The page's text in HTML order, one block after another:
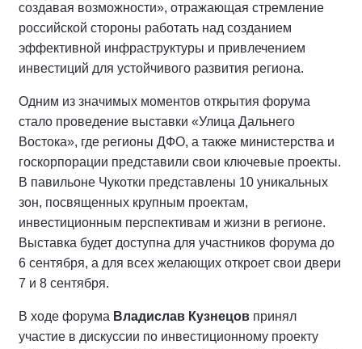
создавая возможности», отражающая стремление
российской стороны работать над созданием
эффективной инфраструктуры и привлечением
инвестиций для устойчивого развития региона.
Одним из значимых моментов открытия форума
стало проведение выставки «Улица Дальнего
Востока», где регионы ДФО, а также министерства и
госкорпорации представили свои ключевые проекты.
В павильоне Чукотки представлены 10 уникальных
зон, посвященных крупным проектам,
инвестиционным перспективам и жизни в регионе.
Выставка будет доступна для участников форума до
6 сентября, а для всех желающих откроет свои двери
7 и 8 сентября.
В ходе форума Владислав Кузнецов принял
участие в дискуссии по инвестиционному проекту